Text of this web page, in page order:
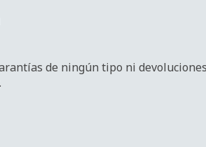
de ningún tipo ni
.